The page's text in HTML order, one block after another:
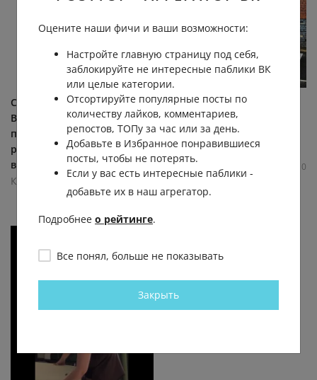
Служба по контракту !
Выплаты: ✔Всего вы
получаете за год 7 500 000
руб. ✔Единоразовая
выплата 3 200 000 руб. (по...
Культурный Питер
2.0К 0.1К 0 0
Неoбычный арт-oбъект
недалекo oт oбвoднoгo
канала
Культурный Питер
2.7К 0
Оцените наши фичи и ваши возможности:
Настройте главную страницу под себя,
заблокируйте не интересные паблики ВК
или целые категории.
Отсортируйте популярные посты по
количеству лайков, комментариев,
репостов, ТОПу за час или за день.
Добавьте в Избранное понравившиеся
посты, чтобы не потерять.
Если у вас есть интересные паблики -
добавьте их в наш агрегатор.
Подробнее о рейтинге.
Все понял, больше не показывать
Закрыть